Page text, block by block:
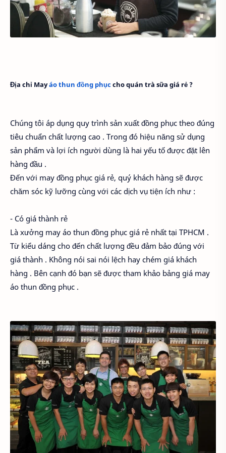
Địa chỉ Mayáo thun đồng phụccho quán trà sữa giá rẻ ?
Chúng tôi áp dụng quy trình sản xuất đồng phục theo đúng
tiêu chuẩn chất lượng cao . Trong đó hiệu năng sử dụng
sản phẩm và lợi ích người dùng là hai yếu tố được đặt lên
hàng đầu .
Đến với may đồng phục giá rẻ, quý khách hàng sẽ được
chăm sóc kỹ lưỡng cùng với các dịch vụ tiện ích như :
- Có giá thành rẻ
Là xưởng may áo thun đồng phục giá rẻ nhất tại TPHCM .
Từ kiểu dáng cho đến chất lượng đều đảm bảo đúng với
giá thành . Không nói sai nói lệch hay chém giá khách
hàng . Bên cạnh đó bạn sẽ được tham khảo bảng giá may
áo thun đồng phục .